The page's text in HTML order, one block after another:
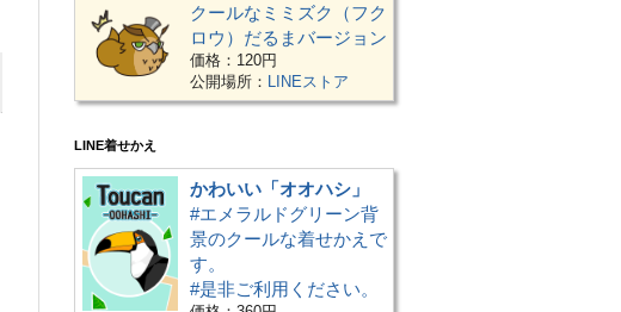
クールなミミズク（フク
ロウ）だるまバージョン
価格：120円
公開場所：
LINEストア
LINE着せかえ
かわいい「オオハシ」
#エメラルドグリーン背
景のクールな着せかえで
す。
#是非ご利用ください。